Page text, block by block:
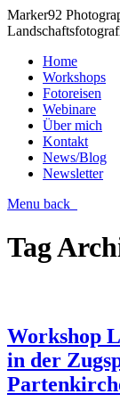
Marker92
Home
Workshops
Fotoreisen
Webinare
Über mich
Kontakt
News/Blog
Newsletter
Menu back
Tag
Workshop
in der